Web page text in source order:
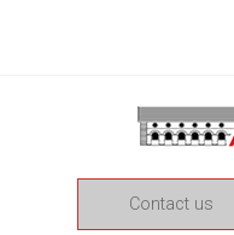
Contact us